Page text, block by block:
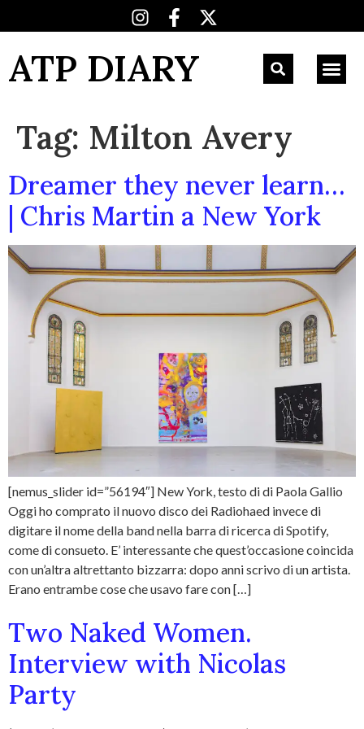
ATP DIARY
Tag: Milton Avery
Dreamer they never learn…
| Chris Martin a New York
[nemus_slider id=”56194″] New York, testo di di Paola Gallio
Oggi ho comprato il nuovo disco dei Radiohaed invece di
digitare il nome della band nella barra di ricerca di Spotify,
come di consueto. E’ interessante che quest’occasione coincida
con un’altra altrettanto bizzarra: dopo anni scrivo di un artista.
Erano entrambe cose che usavo fare con […]
Two Naked Women.
Interview with Nicolas
Party